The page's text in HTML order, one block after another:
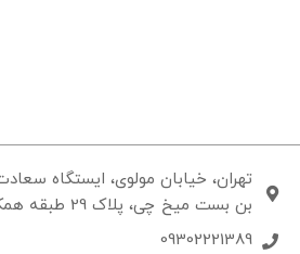
تهران، خیابان مولوی، ایستگاه
بن بست میخ چی، پلاک 29 طبقه همکف
09302221389